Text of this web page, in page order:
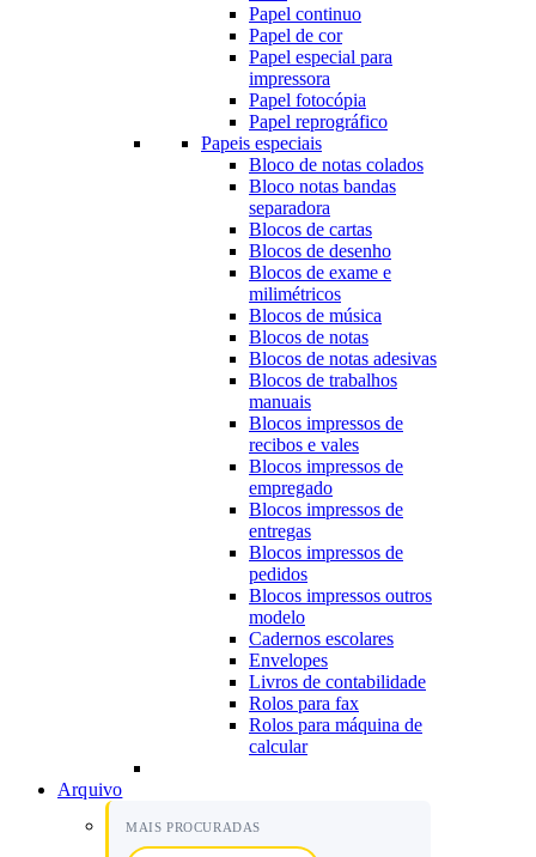
Papel continuo
Papel de cor
Papel especial para
impressora
Papel fotocópia
Papel reprográfico
Papeis especiais
Bloco de notas colados
Bloco notas bandas
separadora
Blocos de cartas
Blocos de desenho
Blocos de exame e
milimétricos
Blocos de música
Blocos de notas
Blocos de notas adesivas
Blocos de trabalhos
manuais
Blocos impressos de
recibos e vales
Blocos impressos de
empregado
Blocos impressos de
entregas
Blocos impressos de
pedidos
Blocos impressos outros
modelo
Cadernos escolares
Envelopes
Livros de contabilidade
Rolos para fax
Rolos para máquina de
calcular
Arquivo
MAIS PROCURADAS